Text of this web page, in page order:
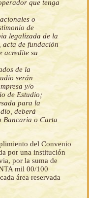
que tenga
o
de
legalizada de la
de fundación
acredite su
de la
serán
y/o
de Estudio;
para la
deberá
Bancaria o Carta
del Convenio
por una institución
por la suma de
mil 00/100
área reservada